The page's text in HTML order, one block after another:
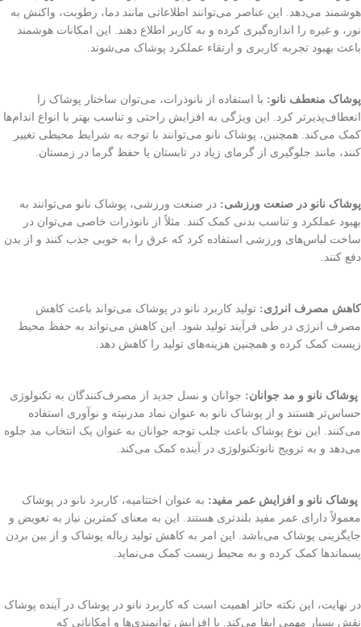
هوشمند می‌دهد. این عناصر می‌توانند اطلاعاتی مانند دما، رطوبت، واکنش به
نور، و غیره را اندازه‌گیری کرده و به کاربر اطلاع دهند. این امکانات هوشمند
باعث بهبود تجربه کاربری و ارتقاء عملکرد پوشاک می‌شوند.
پوشاک منعطف نانو: با استفاده از نانوذرات، می‌توان ساختار پوشاک را
انعطاف‌پذیرتر کرد. این ویژگی به افزایش راحتی و تناسب بهتر با انواع اندام‌ها
کمک می‌کند. همچنین، پوشاک نانو می‌توانند با توجه به شرایط محیطی تغییر
کنند، مانند جلوگیری از گرمای زیاد در تابستان یا حفظ گرما در زمستان.
پوشاک نانو در صنعت ورزشی: در صنعت ورزشی، پوشاک نانو می‌توانند به
بهبود عملکرد و تناسب بدنی کمک کنند. مثلاً از نانوذرات خاصی می‌توان در
ساخت لباس‌های ورزشی استفاده کرد که عرق را به خوبی جذب کنند و از بدن
دفع کنند.
کاهش مصرف انرژی: تولید کاربرد نانو در پوشاک می‌تواند باعث کاهش
مصرف انرژی در طی فرآیند تولید شود. این کاهش می‌تواند به حفظ محیط
زیست کمک کرده و همچنین هزینه‌های تولید را کاهش دهد.
پوشاک نانو و مد جوانان: جوانان و نسل جدید از مصرف‌کنندگان به تکنولوژی
حساس‌تر هستند و از پوشاک نانو به عنوان نماد مدرنیته و نوآوری استفاده
می‌کنند. این نوع پوشاک باعث جلب توجه جوانان به عنوان یک انتخاب مد جلوه
می‌دهد و به ترویج نانوتکنولوژی در آینده کمک می‌کند.
پوشاک نانو و افزایش عمر مفید: به عنوان اختتامیه، کاربرد نانو در پوشاک
معمولاً دارای عمر مفید بلندتری هستند. این به معنای کمترین نیاز به تعویض و
جایگزینی پوشاک می‌باشد. این امر به کاهش تولید زباله پوشاک و از بین بردن
پسماندها کمک کرده و به محیط زیست کمک می‌نماید.
در نهایت، این نکته حائز اهمیت است که کاربرد نانو در پوشاک در آینده پوشاک
نقش بسیار مهمی ایفا می‌کند. با افزایش توانمندی‌ها و امکاناتی که